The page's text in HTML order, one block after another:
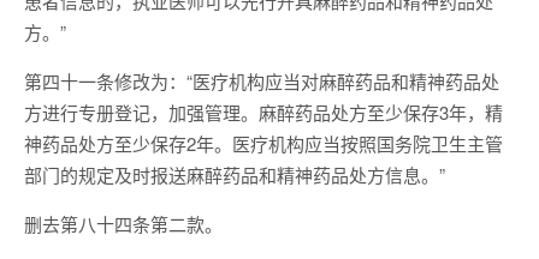
方。”
第四十一条修改为：“医疗机构应当对麻醉药品和精神药品处
方进行专册登记，加强管理。麻醉药品处方至少保存3年，精
神药品处方至少保存2年。医疗机构应当按照国务院卫生主管
部门的规定及时报送麻醉药品和精神药品处方信息。”
删去第八十四条第二款。